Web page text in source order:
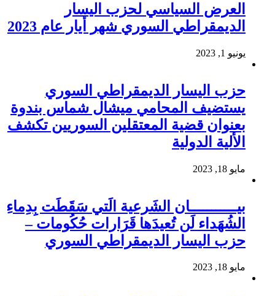
العرض السياسي لحزب اليسار
الديمقراطي السوري شهر أيار عام 2023
يونيو 1, 2023
حزب اليسار الديمقراطي السوري
يستضيف المحامي ميشال شماس بندوة
بعنوان قضية المعتقلين السوريين تكشف
الألية الدولية
مايو 18, 2023
بيـــــــــــان الشَرعية الَتي سَقَطَت بِدِماءِ
الشُهَداء لَن تُعيدَها قَرَارات حُكُومات –
حزب اليسار الديمقراطي السوري
مايو 18, 2023